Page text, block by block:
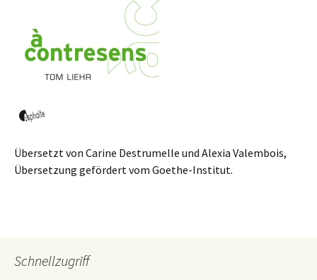
Übersetzt von Carine Destrumelle und Alexia Valembois,
Übersetzung gefördert vom Goethe-Institut.
Schnellzugriff